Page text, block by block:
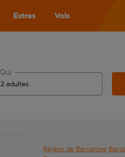
Extras Vols
Qui
Région de Barcelone